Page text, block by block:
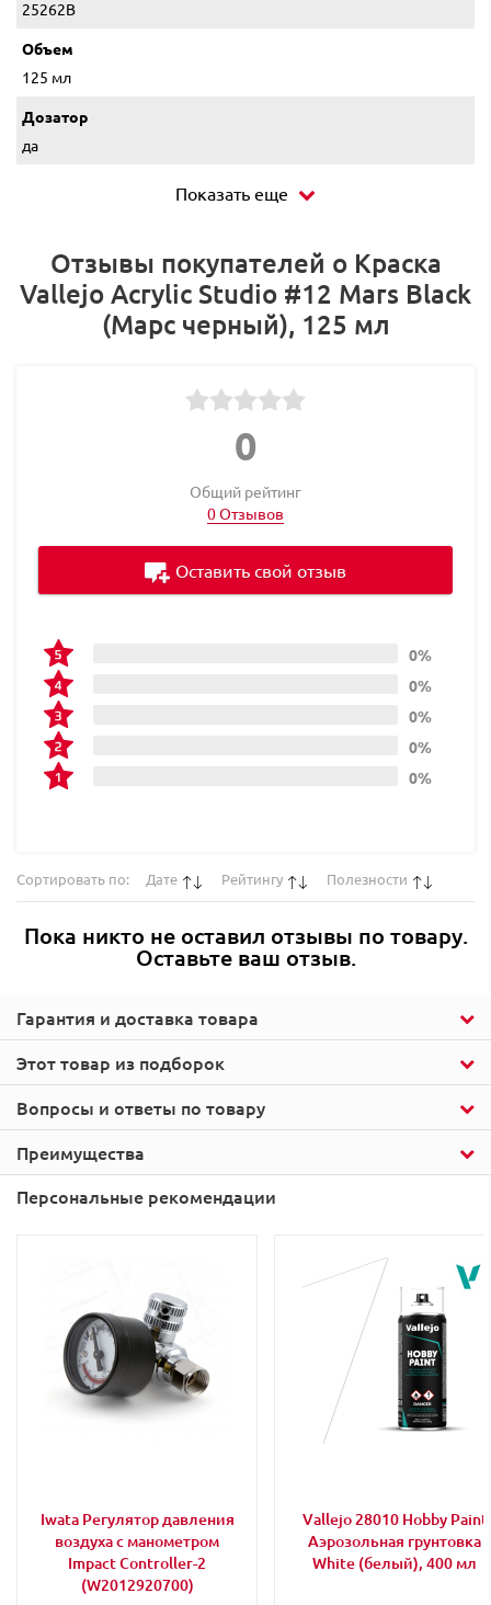
25262B
Объем
125 мл
Дозатор
да
Показать еще
Этот товар из подборок
Гарантия и доставка товара
Отзывы покупателей о Краска
Vallejo Acrylic Studio #12 Mars Black
(Марс черный), 125 мл
0
Общий рейтинг
0 Отзывов
0%
0%
0%
0%
0%
Оставить свой отзыв
Сортировать по: Дате Рейтингу Полезности
Пока никто не оставил отзывы по товару.
Оставьте ваш отзыв.
Вопросы и ответы по товару
Преимущества
Персональные рекомендации
Iwata Регулятор давления
воздуха с манометром
Impact Controller-2
(W2012920700)
Vallejo 28010 Hobby Paint
Аэрозольная грунтовка
White (белый), 400 мл